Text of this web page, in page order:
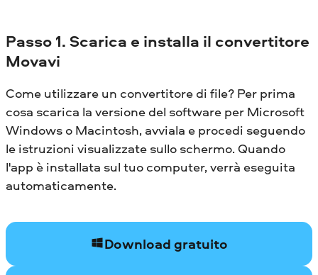
Passo 1. Scarica e installa il convertitore
Movavi
Come utilizzare un convertitore di file? Per prima
cosa scarica la versione del software per Microsoft
Windows o Macintosh, avviala e procedi seguendo
le istruzioni visualizzate sullo schermo. Quando
l'app è installata sul tuo computer, verrà eseguita
automaticamente.
Download gratuito